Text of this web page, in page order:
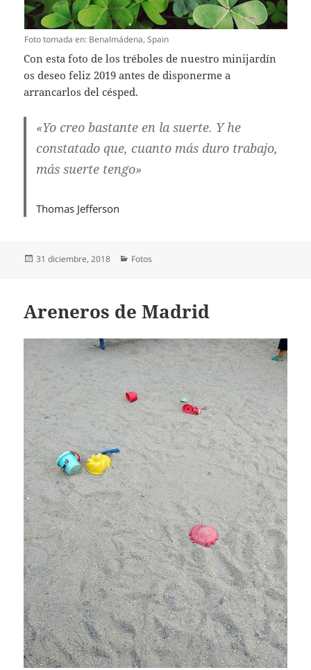
Foto tomada en: Benalmádena, Spain
Con esta foto de los tréboles de nuestro minijardín
os deseo feliz 2019 antes de disponerme a
arrancarlos del césped.
«Yo creo bastante en la suerte. Y he
constatado que, cuanto más duro trabajo,
más suerte tengo»
Thomas Jefferson
Publicado
31 diciembre, 2018 Categorías
Fotos
Areneros de Madrid